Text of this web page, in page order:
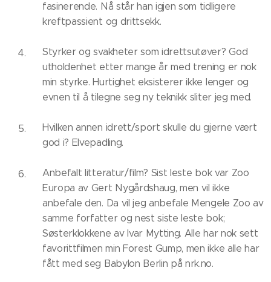
fasinerende. Nå står han igjen som tidligere
kreftpassient og drittsekk.
Styrker og svakheter som idrettsutøver? God
utholdenhet etter mange år med trening er nok
min styrke. Hurtighet eksisterer ikke lenger og
evnen til å tilegne seg ny teknikk sliter jeg med.
Hvilken annen idrett/sport skulle du gjerne vært
god i? Elvepadling.
Anbefalt litteratur/film? Sist leste bok var Zoo
Europa av Gert Nygårdshaug, men vil ikke
anbefale den. Da vil jeg anbefale Mengele Zoo av
samme forfatter og nest siste leste bok;
Søsterklokkene av Ivar Mytting. Alle har nok sett
favorittfilmen min Forest Gump, men ikke alle har
fått med seg Babylon Berlin på nrk.no.